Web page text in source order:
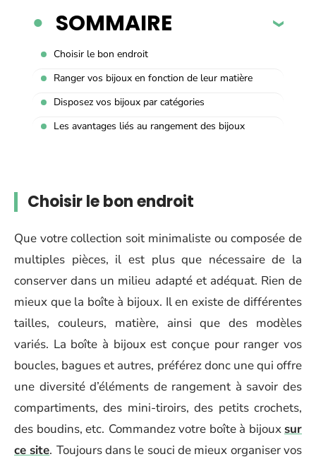
SOMMAIRE
Choisir le bon endroit
Ranger vos bijoux en fonction de leur matière
Disposez vos bijoux par catégories
Les avantages liés au rangement des bijoux
Choisir le bon endroit
Que votre collection soit minimaliste ou composée de
multiples pièces, il est plus que nécessaire de la
conserver dans un milieu adapté et adéquat. Rien de
mieux que la boîte à bijoux. Il en existe de différentes
tailles, couleurs, matière, ainsi que des modèles
variés. La boîte à bijoux est conçue pour ranger vos
boucles, bagues et autres, préférez donc une qui offre
une diversité d’éléments de rangement à savoir des
compartiments, des mini-tiroirs, des petits crochets,
des boudins, etc. Commandez votre boîte à bijoux sur
ce site. Toujours dans le souci de mieux organiser vos